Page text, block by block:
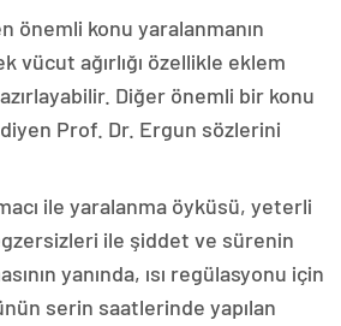
önemli konu yaralanmanın
vücut ağırlığı özellikle eklem
Diğer önemli bir konu
diyen Prof. Dr. Ergun sözlerini
ile yaralanma öyküsü, yeterli
ile şiddet ve sürenin
yanında, ısı regülasyonu için
serin saatlerinde yapılan